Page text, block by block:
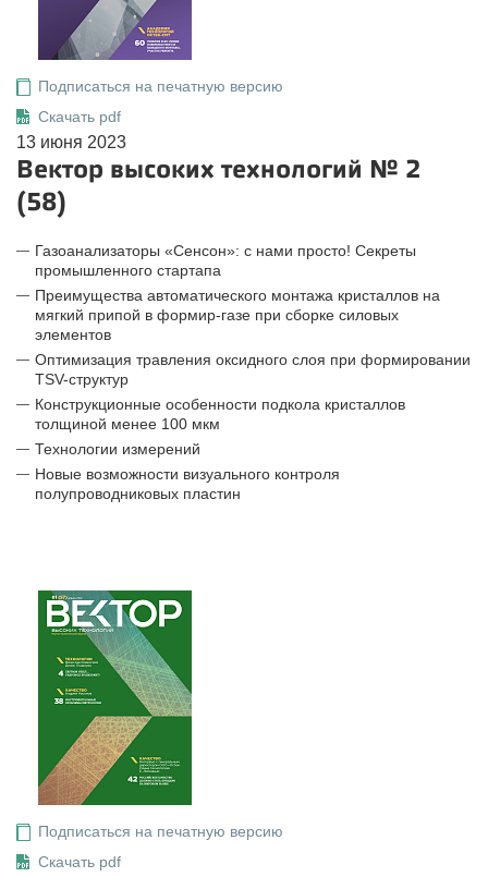
Подписаться на печатную версию
Скачать pdf
13 июня 2023
Вектор высоких технологий № 2
(58)
Газоанализаторы «Сенсон»: с нами просто! Секреты
промышленного стартапа
Преимущества автоматического монтажа кристаллов на
мягкий припой в формир-газе при сборке силовых
элементов
Оптимизация травления оксидного слоя при формировании
TSV-структур
Конструкционные особенности подкола кристаллов
толщиной менее 100 мкм
Технологии измерений
Новые возможности визуального контроля
полупроводниковых пластин
Подписаться на печатную версию
Скачать pdf